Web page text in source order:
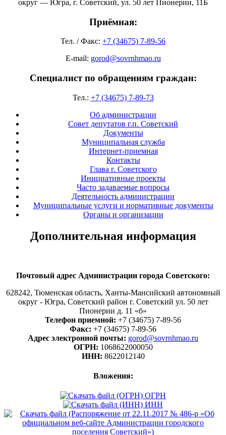
округ — Югра, г. Советский, ул. 50 лет Пионерии, 11Б
Приёмная:
Тел. / Факс: +7 (34675) 7-89-56
E-mail: gorod@sovrnhmao.ru
Специалист по обращениям граждан:
Тел.: +7 (34675) 7-89-73
Об администрации
Совет депутатов г.п. Советский
Документы
Муниципальная служба
Интернет-приемная
Контакты
Глава г. Советского
Инициативные проекты
Часто задаваемые вопросы
Деятельность администрации
Муниципальные услуги и нормативные документы
Органы и организации
Дополнительная информация
Почтовый адрес Администрации города Советского:
628242, Тюменская область, Ханты-Мансийский автономный
округ - Югра, Советский район г. Советский ул. 50 лет
Пионерии д. 11 «б»
Телефон приемной: +7 (34675) 7-89-56
Факс: +7 (34675) 7-89-56
Адрес электронной почты: gorod@sovrnhmao.ru
ОГРН: 1068622000050
ИНН: 8622012140
Вложения:
ОГРН
ИНН